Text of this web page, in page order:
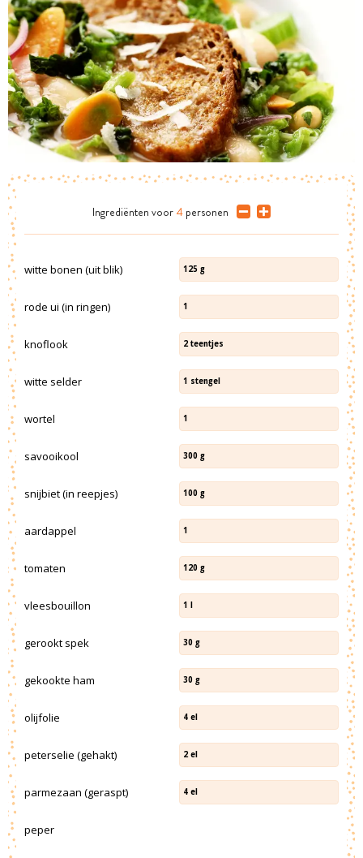
Ingrediënten voor 4 personen
witte bonen (uit blik) 125 g
rode ui (in ringen) 1
knoflook 2 teentjes
witte selder 1 stengel
wortel 1
savooikool 300 g
snijbiet (in reepjes) 100 g
aardappel 1
tomaten 120 g
vleesbouillon 1 l
gerookt spek 30 g
gekookte ham 30 g
olijfolie 4 el
peterselie (gehakt) 2 el
parmezaan (geraspt) 4 el
peper